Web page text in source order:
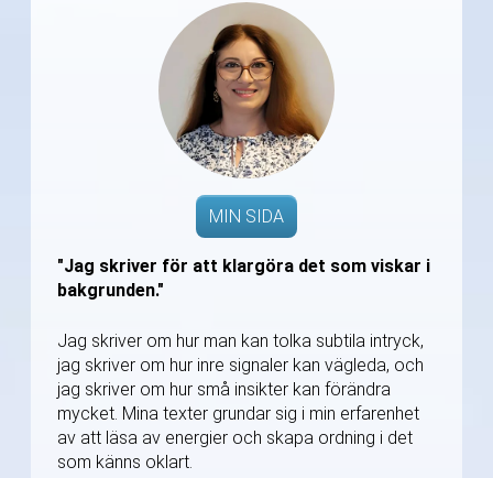
MIN SIDA
"Jag skriver för att klargöra det som viskar i
bakgrunden."
Jag skriver om hur man kan tolka subtila intryck,
jag skriver om hur inre signaler kan vägleda, och
jag skriver om hur små insikter kan förändra
mycket. Mina texter grundar sig i min erfarenhet
av att läsa av energier och skapa ordning i det
som känns oklart.